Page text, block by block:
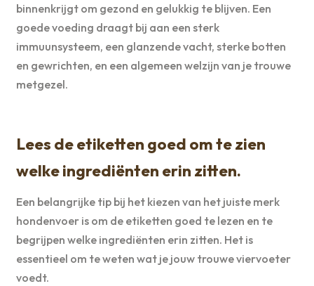
binnenkrijgt om gezond en gelukkig te blijven. Een
goede voeding draagt bij aan een sterk
immuunsysteem, een glanzende vacht, sterke botten
en gewrichten, en een algemeen welzijn van je trouwe
metgezel.
Lees de etiketten goed om te zien
welke ingrediënten erin zitten.
Een belangrijke tip bij het kiezen van het juiste merk
hondenvoer is om de etiketten goed te lezen en te
begrijpen welke ingrediënten erin zitten. Het is
essentieel om te weten wat je jouw trouwe viervoeter
voedt.